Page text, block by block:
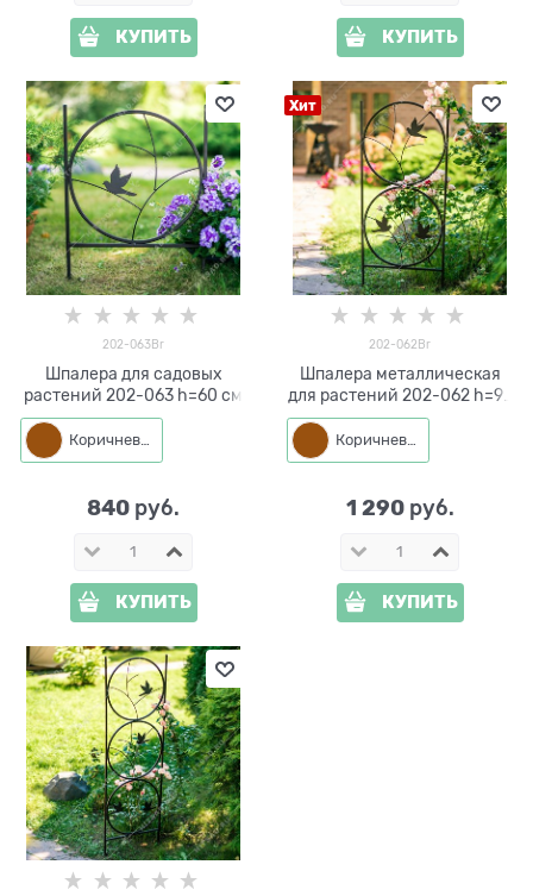
КУПИТЬ КУПИТЬ
202-063Br
Шпалера для садовых
растений 202-063 h=60 см
Коричневый
840 руб.
КУПИТЬ
Хит
202-062Br
Шпалера металлическая
для растений 202-062 h=95
см
Коричневый
1 290 руб.
КУПИТЬ